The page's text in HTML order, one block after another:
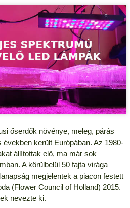
őserdők növénye, meleg, párás
került Európában. Az 1980-
állítottak elő, ma már sok
A körülbelül 50 fajta virága
megjelentek a piacon festett
(Flower Council of Holland) 2015.
nevezte ki.